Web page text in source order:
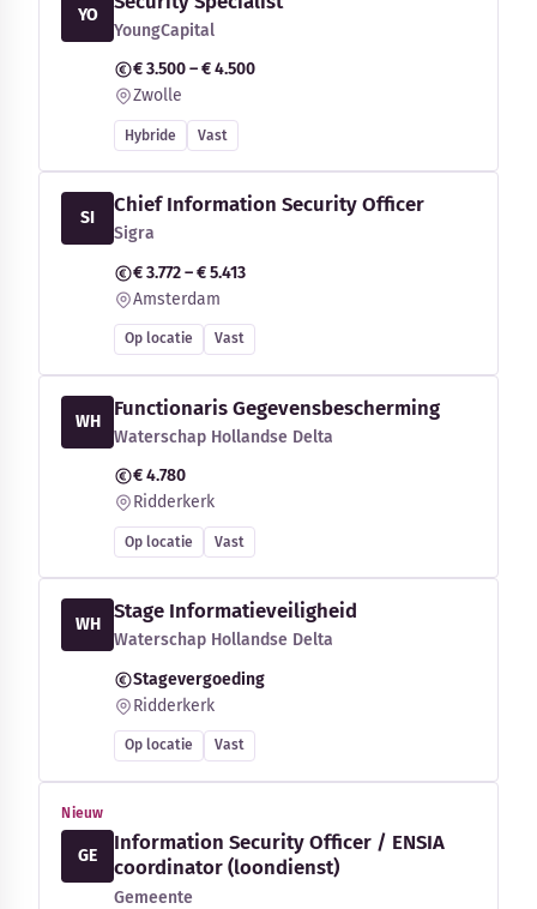
YO
YoungCapital
€ 3.500 – € 4.500
Zwolle
Hybride Vast
SI
Chief Information Security Officer
Sigra
€ 3.772 – € 5.413
Amsterdam
Op locatie Vast
WH
Functionaris Gegevensbescherming
Waterschap Hollandse Delta
€ 4.780
Ridderkerk
Op locatie Vast
WH
Stage Informatieveiligheid
Waterschap Hollandse Delta
Stagevergoeding
Ridderkerk
Op locatie Vast
Nieuw
GE
Information Security Officer / ENSIA
coordinator (loondienst)
Gemeente